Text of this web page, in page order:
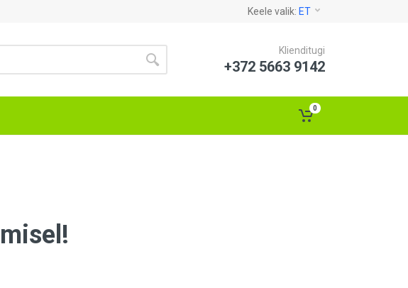
Keele valik: ET
Klienditugi
+372 5663 9142
0